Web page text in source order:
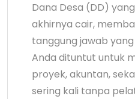
Dana Desa (DD)
akhirnya cair,
tanggung jawab
Anda dituntut untuk
proyek, akuntan,
sering kali tanpa